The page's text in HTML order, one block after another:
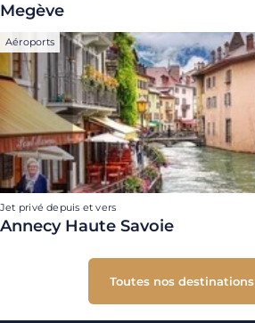
Megève
Aéroports
Jet privé depuis et vers
Annecy Haute Savoie
Toutes nos destinations